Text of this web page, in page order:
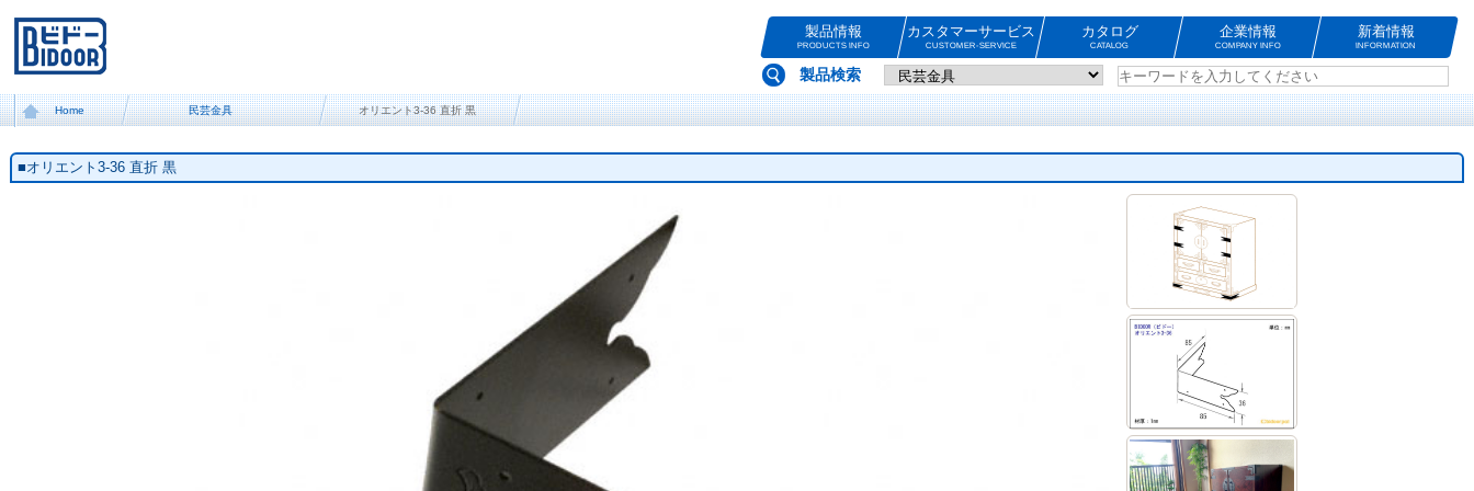
製品情報
PRODUCTS INFO
カスタマーサービス
CUSTOMER-SERVICE
カタログ
CATALOG
企業情報
COMPANY INFO
新着情報
INFORMATION
製品検索
Home 民芸金具 オリエント3-36 直折 黒
■オリエント3-36 直折 黒